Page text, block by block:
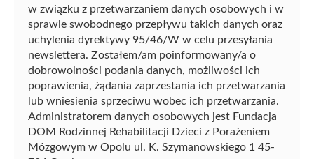
w związku z przetwarzaniem danych osobowych i w
sprawie swobodnego przepływu takich danych oraz
uchylenia dyrektywy 95/46/W w celu przesyłania
newslettera. Zostałem/am poinformowany/a o
dobrowolności podania danych, możliwości ich
poprawienia, żądania zaprzestania ich przetwarzania
lub wniesienia sprzeciwu wobec ich przetwarzania.
Administratorem danych osobowych jest Fundacja
DOM Rodzinnej Rehabilitacji Dzieci z Porażeniem
Mózgowym w Opolu ul. K. Szymanowskiego 1 45-